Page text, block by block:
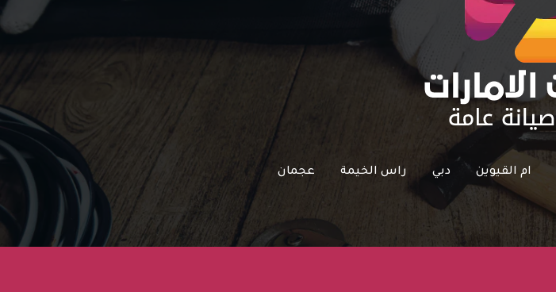
ام القيوين دبي راس الخيمة عجمان